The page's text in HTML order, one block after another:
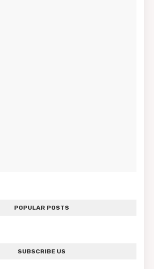
POPULAR POSTS
SUBSCRIBE US